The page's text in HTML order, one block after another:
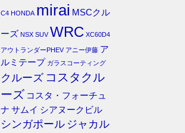
C4 HONDA mirai MSCクル
ーズ NSX SUV WRC XC60D4
アウトランダーPHEV アニー伊藤 ア
ルミテープ ガラスコーティング
クルーズ コスタクル
ーズ コスタ・フォーチュ
ナ サムイ シアヌークビル
シンガポール ジャカル